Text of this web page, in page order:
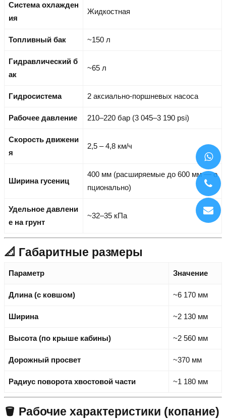
Система охлажден
ия
Жидкостная
Топливный бак ~150 л
Гидравлический б
ак
~65 л
Гидросистема 2 аксиально-поршневых насоса
Рабочее давление 210–220 бар (3 045–3 190 psi)
Скорость движени
я
2,5 – 4,8 км/ч
Ширина гусениц
400 мм (расширяемые до 600 мм — о
пционально)
Удельное давлени
е на грунт
~32–35 кПа
📐 Габаритные размеры
Параметр Значение
Длина (с ковшом) ~6 170 мм
Ширина ~2 130 мм
Высота (по крыше кабины) ~2 560 мм
Дорожный просвет ~370 мм
Радиус поворота хвостовой части ~1 180 мм
🪣 Рабочие характеристики (копание)